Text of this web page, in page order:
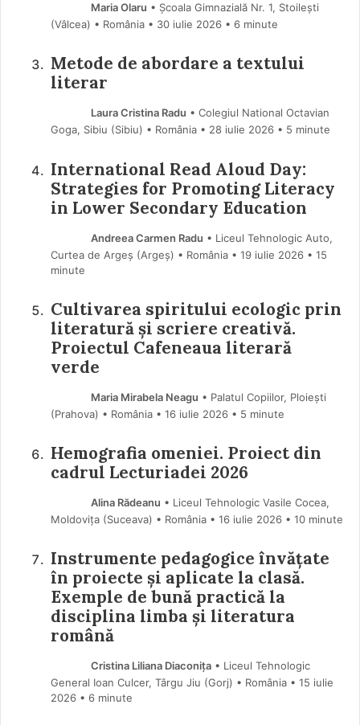
Maria Olaru • Școala Gimnazială Nr. 1, Stoilești
(Vâlcea) • România
30 iulie 2026 • 6 minute
Metode de abordare a textului
literar
Laura Cristina Radu • Colegiul National Octavian
Goga, Sibiu (Sibiu) • România
28 iulie 2026 • 5 minute
International Read Aloud Day:
Strategies for Promoting Literacy
in Lower Secondary Education
Andreea Carmen Radu • Liceul Tehnologic Auto,
Curtea de Argeș (Argeş) • România
19 iulie 2026 • 15
minute
Cultivarea spiritului ecologic prin
literatură și scriere creativă.
Proiectul Cafeneaua literară
verde
Maria Mirabela Neagu • Palatul Copiilor, Ploiești
(Prahova) • România
16 iulie 2026 • 5 minute
Hemografia omeniei. Proiect din
cadrul Lecturiadei 2026
Alina Rădeanu • Liceul Tehnologic Vasile Cocea,
Moldovița (Suceava) • România
16 iulie 2026 • 10 minute
Instrumente pedagogice învățate
în proiecte și aplicate la clasă.
Exemple de bună practică la
disciplina limba și literatura
română
Cristina Liliana Diaconița• Liceul Tehnologic
General Ioan Culcer, Târgu Jiu (Gorj) • România
15 iulie
2026 • 6 minute